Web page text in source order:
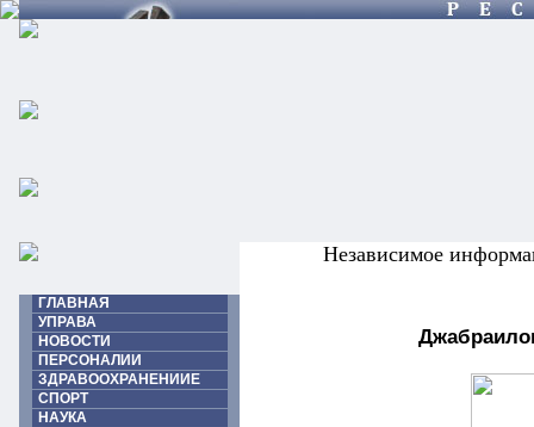
Независимое
ГЛАВНАЯ
УПРАВА
НОВОСТИ
ПЕРСОНАЛИИ
ЗДРАВООХРАНЕНИИЕ
СПОРТ
НАУКА